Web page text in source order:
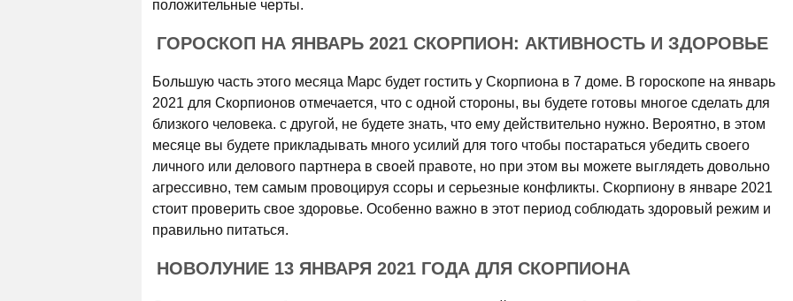
положительные черты.
ГОРОСКОП НА ЯНВАРЬ 2021 СКОРПИОН: АКТИВНОСТЬ И ЗДОРОВЬЕ
Большую часть этого месяца Марс будет гостить у Скорпиона в 7 доме. В гороскопе на январь
2021 для Скорпионов отмечается, что с одной стороны, вы будете готовы многое сделать для
близкого человека. с другой, не будете знать, что ему действительно нужно. Вероятно, в этом
месяце вы будете прикладывать много усилий для того чтобы постараться убедить своего
личного или делового партнера в своей правоте, но при этом вы можете выглядеть довольно
агрессивно, тем самым провоцируя ссоры и серьезные конфликты. Скорпиону в январе 2021
стоит проверить свое здоровье. Особенно важно в этот период соблюдать здоровый режим и
правильно питаться.
НОВОЛУНИЕ 13 ЯНВАРЯ 2021 ГОДА ДЛЯ СКОРПИОНА